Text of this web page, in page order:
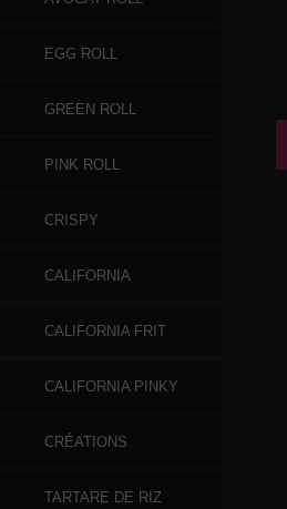
EGG ROLL
GREEN ROLL
PINK ROLL
CRISPY
CALIFORNIA
CALIFORNIA FRIT
CALIFORNIA PINKY
CRÉATIONS
TARTARE DE RIZ